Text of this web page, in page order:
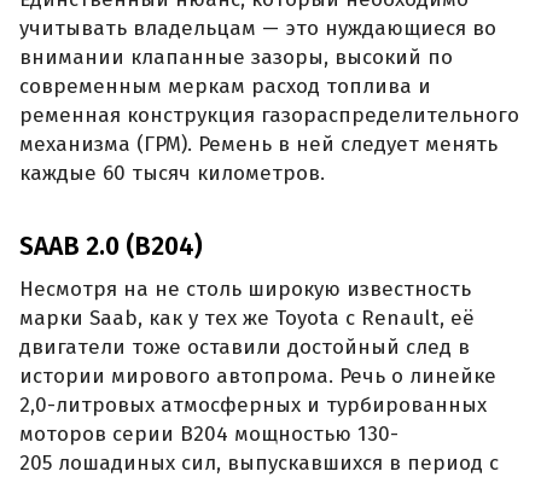
учитывать владельцам — это нуждающиеся во
внимании клапанные зазоры, высокий по
современным меркам расход топлива и
ременная конструкция газораспределительного
механизма (ГРМ). Ремень в ней следует менять
каждые 60 тысяч километров.
SAAB 2.0 (B204)
Несмотря на не столь широкую известность
марки Saab, как у тех же Toyota с Renault, её
двигатели тоже оставили достойный след в
истории мирового автопрома. Речь о линейке
2,0-литровых атмосферных и турбированных
моторов серии B204 мощностью 130-
205 лошадиных сил, выпускавшихся в период с